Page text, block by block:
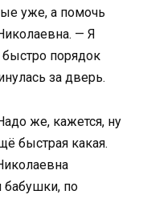
уже, а помочь
— Я
порядок
за дверь.
же, кажется, ну
быстрая какая.
бабушки, по